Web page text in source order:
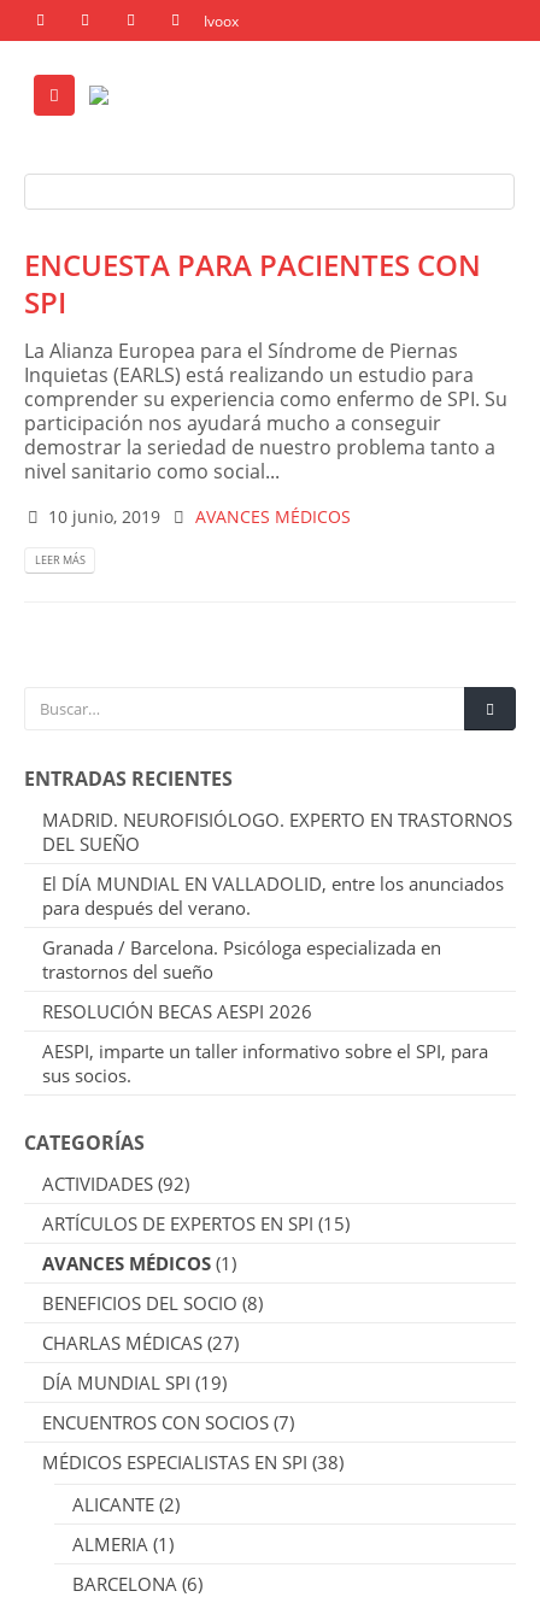
ENCUESTA PARA PACIENTES CON
SPI
La Alianza Europea para el Síndrome de Piernas
Inquietas (EARLS) está realizando un estudio para
comprender su experiencia como enfermo de SPI. Su
participación nos ayudará mucho a conseguir
demostrar la seriedad de nuestro problema tanto a
nivel sanitario como social...
10 junio, 2019 AVANCES MÉDICOS
LEER MÁS
ENTRADAS RECIENTES
MADRID. NEUROFISIÓLOGO. EXPERTO EN TRASTORNOS
DEL SUEÑO
El DÍA MUNDIAL EN VALLADOLID, entre los anunciados
para después del verano.
Granada / Barcelona. Psicóloga especializada en
trastornos del sueño
RESOLUCIÓN BECAS AESPI 2026
AESPI, imparte un taller informativo sobre el SPI, para
sus socios.
CATEGORÍAS
ACTIVIDADES (92)
ARTÍCULOS DE EXPERTOS EN SPI (15)
AVANCES MÉDICOS (1)
BENEFICIOS DEL SOCIO (8)
CHARLAS MÉDICAS (27)
DÍA MUNDIAL SPI (19)
ENCUENTROS CON SOCIOS (7)
MÉDICOS ESPECIALISTAS EN SPI (38)
ALICANTE (2)
ALMERIA (1)
BARCELONA (6)